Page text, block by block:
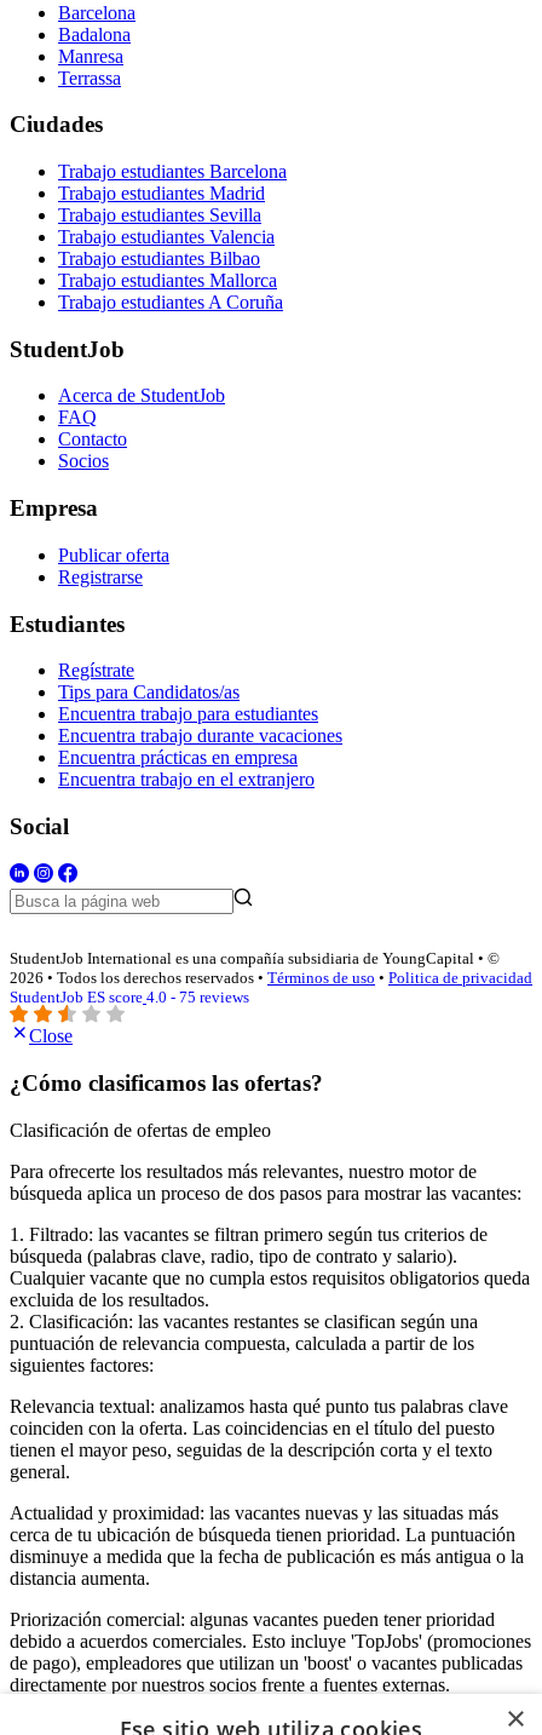
Barcelona
Badalona
Manresa
Terrassa
Ciudades
Trabajo estudiantes Barcelona
Trabajo estudiantes Madrid
Trabajo estudiantes Sevilla
Trabajo estudiantes Valencia
Trabajo estudiantes Bilbao
Trabajo estudiantes Mallorca
Trabajo estudiantes A Coruña
StudentJob
Acerca de StudentJob
FAQ
Contacto
Socios
Empresa
Publicar oferta
Registrarse
Estudiantes
Regístrate
Tips para Candidatos/as
Encuentra trabajo para estudiantes
Encuentra trabajo durante vacaciones
Encuentra prácticas en empresa
Encuentra trabajo en el extranjero
Social
StudentJob International es una compañía subsidiaria de YoungCapital • ©
2026 • Todos los derechos reservados • Términos de uso • Politica de privacidad
StudentJob ES score 4.0 - 75 reviews
Close
¿Cómo clasificamos las ofertas?
Clasificación de ofertas de empleo
Para ofrecerte los resultados más relevantes, nuestro motor de
búsqueda aplica un proceso de dos pasos para mostrar las vacantes:
1. Filtrado: las vacantes se filtran primero según tus criterios de
búsqueda (palabras clave, radio, tipo de contrato y salario).
Cualquier vacante que no cumpla estos requisitos obligatorios queda
excluida de los resultados.
2. Clasificación: las vacantes restantes se clasifican según una
puntuación de relevancia compuesta, calculada a partir de los
siguientes factores:
Relevancia textual: analizamos hasta qué punto tus palabras clave
coinciden con la oferta. Las coincidencias en el título del puesto
tienen el mayor peso, seguidas de la descripción corta y el texto
general.
Actualidad y proximidad: las vacantes nuevas y las situadas más
cerca de tu ubicación de búsqueda tienen prioridad. La puntuación
disminuye a medida que la fecha de publicación es más antigua o la
distancia aumenta.
Priorización comercial: algunas vacantes pueden tener prioridad
debido a acuerdos comerciales. Esto incluye 'TopJobs' (promociones
de pago), empleadores que utilizan un 'boost' o vacantes publicadas
directamente por nuestros socios frente a fuentes externas.
×
Ese sitio web utiliza cookies